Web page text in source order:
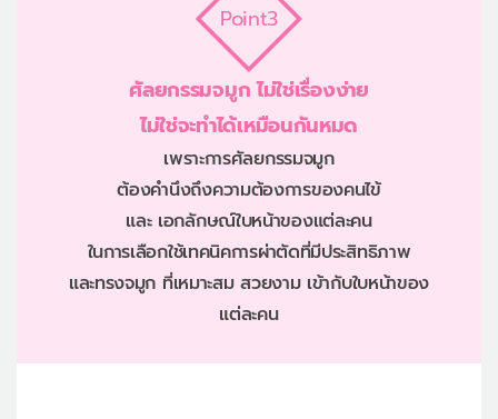
Point3
ศัลยกรรมจมูก ไม่ใช่เรื่องง่าย
ไม่ใช่จะทำได้เหมือนกันหมด
เพราะการศัลยกรรมจมูก
ต้องคำนึงถึงความต้องการของคนไข้
และ เอกลักษณ์ใบหน้าของแต่ละคน
ในการเลือกใช้เทคนิคการผ่าตัดที่มีประสิทธิภาพ
และทรงจมูก ที่เหมาะสม สวยงาม เข้ากับใบหน้าของ
แต่ละคน